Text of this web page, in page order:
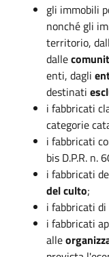
gli immobili
nonché gli
territorio,
dalle
enti, dagli
destinati
i fabbricati
categorie
i fabbricati
bis D.P.R. n.
i fabbricati
del culto;
i fabbricati
i fabbricati
alle